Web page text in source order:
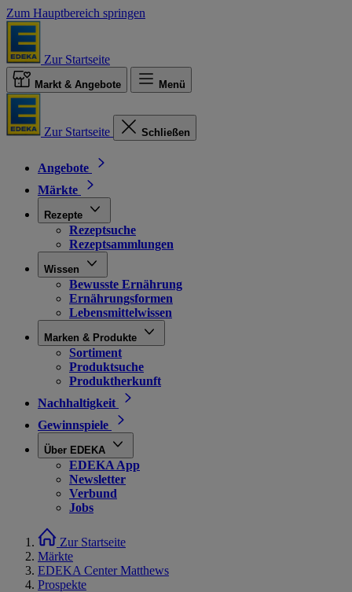
Zum Hauptbereich springen
Zur Startseite
Markt & Angebote Menü
Zur Startseite Schließen
Angebote
Märkte
Rezepte
Rezeptsuche
Rezeptsammlungen
Wissen
Bewusste Ernährung
Ernährungsformen
Lebensmittelwissen
Marken & Produkte
Sortiment
Produktsuche
Produktherkunft
Nachhaltigkeit
Gewinnspiele
Über EDEKA
EDEKA App
Newsletter
Verbund
Jobs
Zur Startseite
Märkte
EDEKA Center Matthews
Prospekte